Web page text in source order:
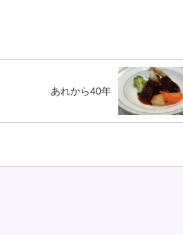
ジャガイモを...あれから40年